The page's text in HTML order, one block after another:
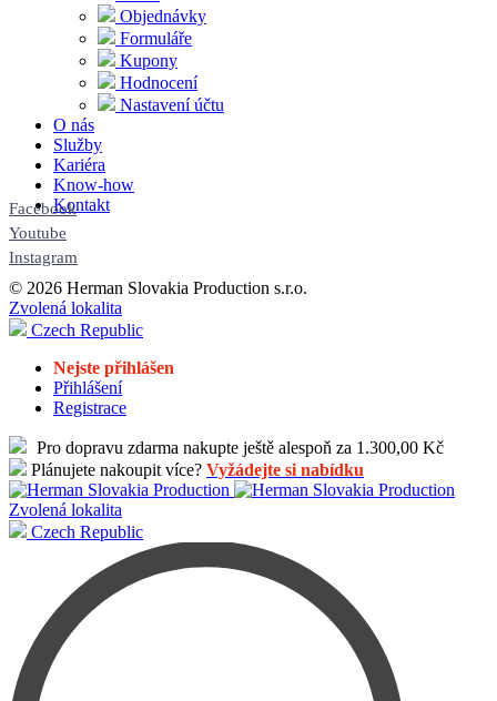
Objednávky
Formuláře
Kupony
Hodnocení
Nastavení účtu
O nás
Služby
Kariéra
Know-how
Kontakt
Facebook
Youtube
Instagram
© 2026 Herman Slovakia Production s.r.o.
Zvolená lokalita
Czech Republic
Nejste přihlášen
Přihlášení
Registrace
Pro dopravu zdarma nakupte ještě alespoň za 1.300,00 Kč
Plánujete nakoupit více? Vyžádejte si nabídku
Zvolená lokalita
Czech Republic